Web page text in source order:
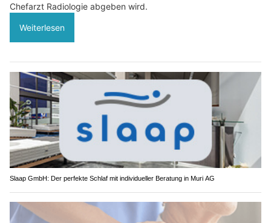
Chefarzt Radiologie abgeben wird.
Weiterlesen
Slaap GmbH: Der perfekte Schlaf mit individueller Beratung in Muri AG